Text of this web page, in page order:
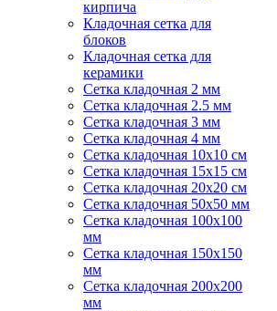
кирпича
Кладочная сетка для
блоков
Кладочная сетка для
керамики
Сетка кладочная 2 мм
Сетка кладочная 2.5 мм
Сетка кладочная 3 мм
Сетка кладочная 4 мм
Сетка кладочная 10x10 см
Сетка кладочная 15x15 см
Сетка кладочная 20x20 см
Сетка кладочная 50x50 мм
Сетка кладочная 100x100
мм
Сетка кладочная 150x150
мм
Сетка кладочная 200x200
мм